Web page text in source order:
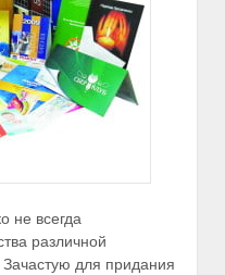
не всегда
различной
для придания